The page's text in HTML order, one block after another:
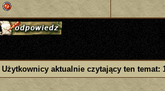
Użytkownicy aktualnie czytający ten temat: